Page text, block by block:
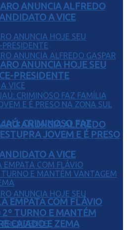
ANUNCIA ALFREDO
A VICE
ANUNCIA ALFREDO
A VICE
ANUNCIA HOJE SEU
PRESIDENTE
CRIMINOSO FAZ
JOVEM E É PRESO
EMPATA COM FLÁVIO
TURNO E MANTÉM
CAIADO E ZEMA